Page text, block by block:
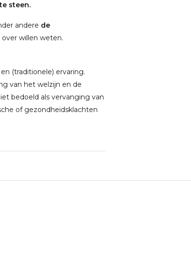
steen.
andere de
willen weten.
(traditionele) ervaring.
van het welzijn en de
bedoeld als vervanging van
of gezondheidsklachten